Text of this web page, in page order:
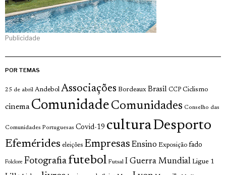
Publicidade
POR TEMAS
25 de abril Andebol Associações Bordeaux Brasil CCP Ciclismo
cinema Comunidade Comunidades Conselho das
Comunidades Portuguesas Covid-19 culturaDesporto
Efemérides eleições Empresas Ensino Exposição fado
Folclore Fotografia futebol Futsal I Guerra Mundial Ligue 1